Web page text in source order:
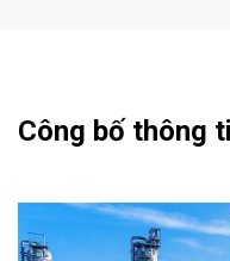
Công bố thông